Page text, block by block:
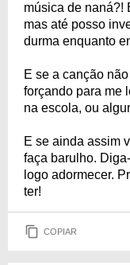
música de naná?!
mas até posso
durma enquanto
E se a canção
forçando para me
na escola, ou
E se ainda assim
faça barulho.
logo adormecer.
ter!
COPIAR